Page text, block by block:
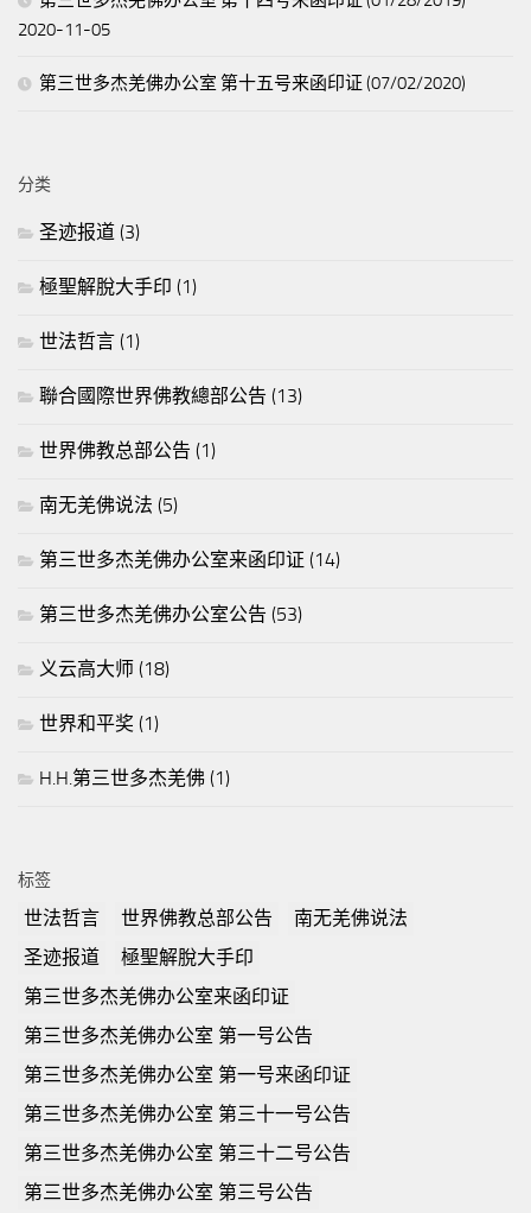
2020-11-05
第三世多杰羌佛办公室 第十五号来函印证 (07/02/2020)
分类
圣迹报道 (3)
極聖解脫大手印 (1)
世法哲言 (1)
聯合國際世界佛教總部公告 (13)
世界佛教总部公告 (1)
南无羌佛说法 (5)
第三世多杰羌佛办公室来函印证 (14)
第三世多杰羌佛办公室公告 (53)
义云高大师 (18)
世界和平奖 (1)
H.H.第三世多杰羌佛 (1)
标签
世法哲言 世界佛教总部公告
南无羌佛说法
圣迹报道
極聖解脫大手印
第三世多杰羌佛办公室来函印证
第三世多杰羌佛办公室 第一号公告
第三世多杰羌佛办公室 第一号来函印证
第三世多杰羌佛办公室 第三十一号公告
第三世多杰羌佛办公室 第三十二号公告
第三世多杰羌佛办公室 第三号公告